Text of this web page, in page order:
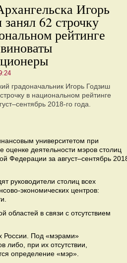
Игорь
62 строчку
рейтинге
градоначальник Игорь Годзиш
в национальном рейтинге
2018-го года.
университетом при
деятельности мэров столиц
Федерации за август–сентябрь
руководители столиц всех
экономических центров:
областей в связи с отсутствием
России. Под «мэрами»
при их отсутствии,
определение «мэр».